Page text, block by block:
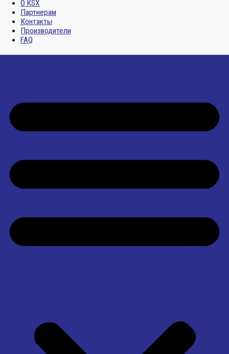
О KSX
Партнерам
Контакты
Производители
FAQ